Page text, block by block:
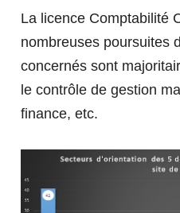
Équipements
Salles et laboratoires
ZOOM sur le Hall
L'IUT DE
EN SAVOIR
Gestion des
Qualité, Logistique
Information
RELATIONS
ACCUEILLIR
ÉTUDIANTS
La licence Comptabilité
nombreuses poursuites
concernés sont
le contrôle de gestion
finance, etc.